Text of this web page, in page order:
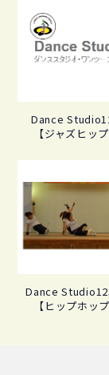
Dance
【ジャズヒッ
Dance
【ヒップホッ